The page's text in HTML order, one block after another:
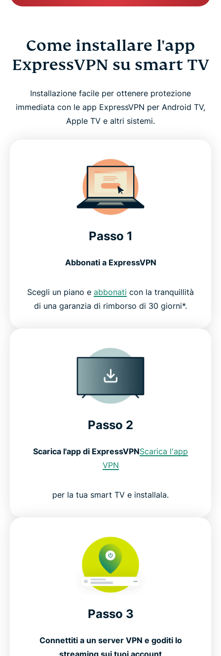
Come installare l'app
ExpressVPN su smart TV
Installazione facile per ottenere protezione
immediata con le app ExpressVPN per Android TV,
Apple TV e altri sistemi.
Passo 1
Abbonati a ExpressVPN
Scegli un piano e abbonati con la tranquillità
di una garanzia di rimborso di 30 giorni*.
Passo 2
Scarica l'app di ExpressVPNScarica l'app
VPN
per la tua smart TV e installala.
Passo 3
Connettiti a un server VPN e goditi lo